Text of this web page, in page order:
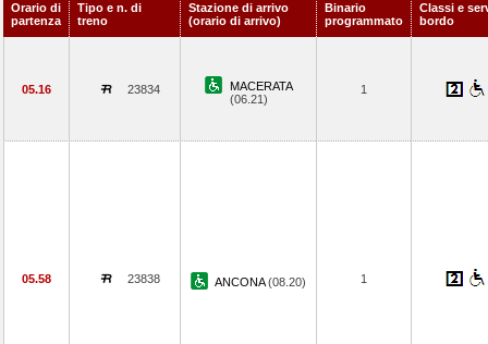
Orario di
partenza
Tipo e n. di
treno
Stazione di arrivo
(orario di arrivo)
Binario
programmato
Classi e
bordo
05.16 23834
MACERATA
(06.21)
1
05.58 23838 ANCONA(08.20) 1